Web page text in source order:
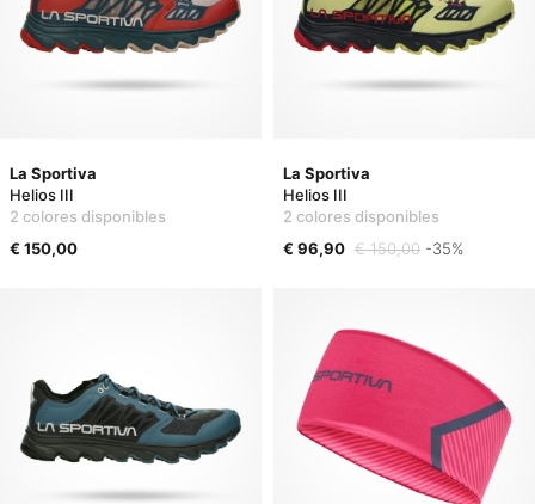
La Sportiva
Helios III
2 colores disponibles
€ 150,00
La Sportiva
Helios III
2 colores disponibles
€ 96,90 € 150,00 -35%